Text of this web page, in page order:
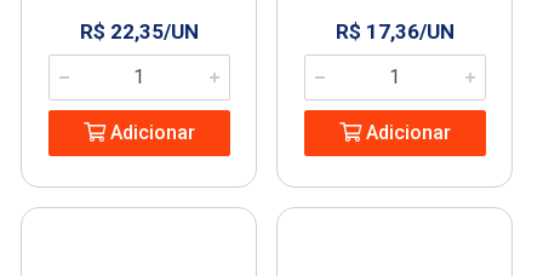
R$ 22,35/UN
Adicionar
R$ 17,36/UN
Adicionar